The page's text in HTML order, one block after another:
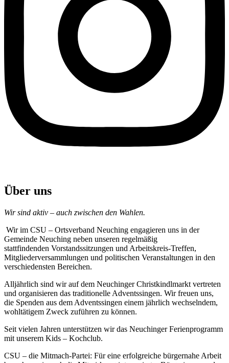
Über uns
Wir sind aktiv – auch zwischen den Wahlen.
Wir im CSU – Ortsverband Neuching engagieren uns in der
Gemeinde Neuching neben unseren regelmäßig
stattfindenden Vorstandssitzungen und Arbeitskreis-Treffen,
Mitgliederversammlungen und politischen Veranstaltungen in den
verschiedensten Bereichen.
Alljährlich sind wir auf dem Neuchinger Christkindlmarkt vertreten
und organisieren das traditionelle Adventssingen. Wir freuen uns,
die Spenden aus dem Adventssingen einem jährlich wechselndem,
wohltätigem Zweck zuführen zu können.
Seit vielen Jahren unterstützen wir das Neuchinger Ferienprogramm
mit unserem Kids – Kochclub.
CSU – die Mitmach-Partei: Für eine erfolgreiche bürgernahe Arbeit